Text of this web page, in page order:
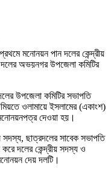
মনোনয়ন পান দলের কেন্দ্রীয়
অভয়নগর উপজেলা কমিটির
উপজেলা কমিটির সভাপতি
ওলামায়ে ইসলামের (একাংশ)
দেওয়া হয়।
ছাত্রদলের সাবেক সভাপতি
দলের কেন্দ্রীয় সদস্য ও
দেয় দলটি।